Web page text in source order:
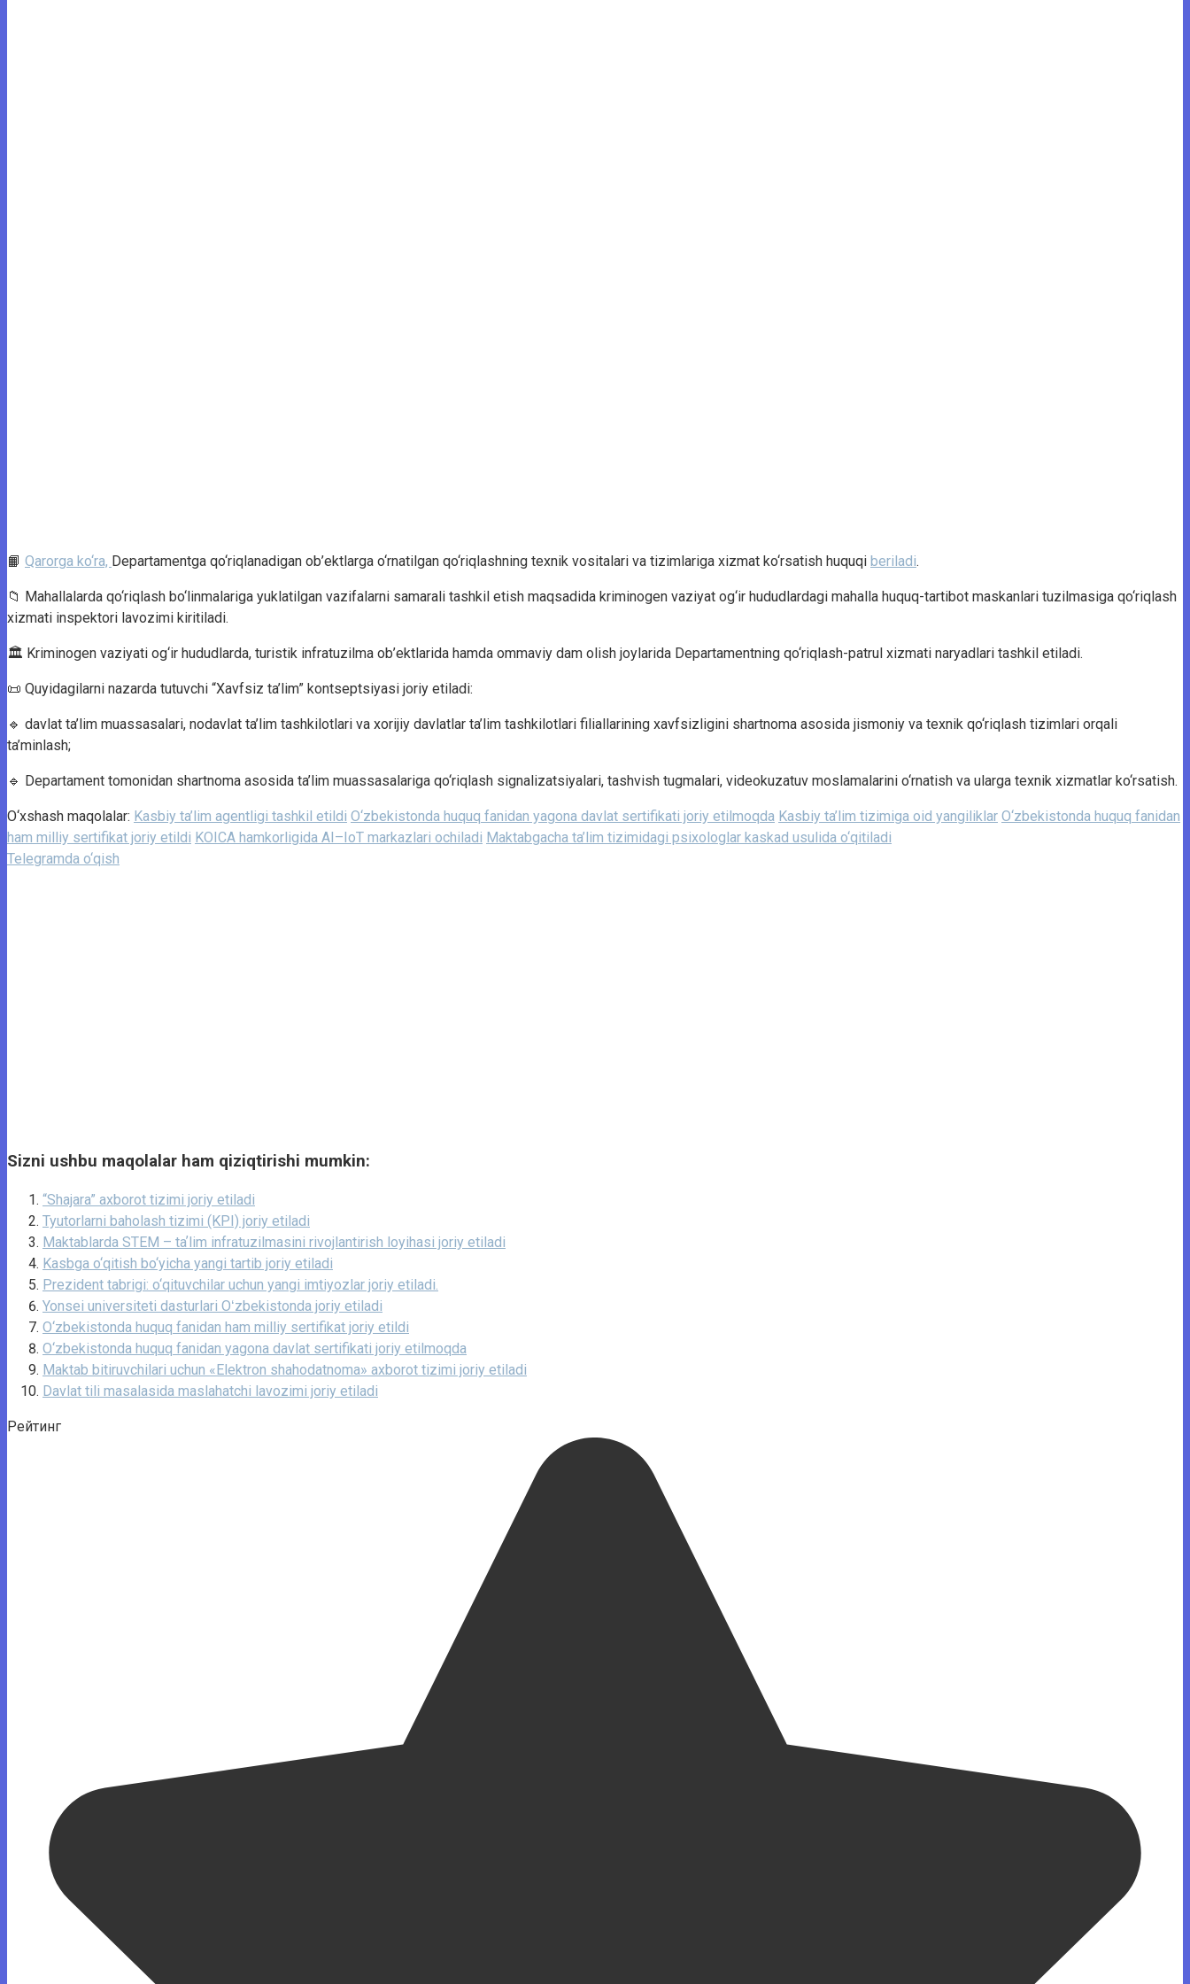
📙 Qarorga ko‘ra, Departamentga qo‘riqlanadigan ob’ektlarga o‘rnatilgan qo‘riqlashning texnik vositalari va tizimlariga xizmat ko‘rsatish huquqi beriladi.
📁 Mahallalarda qo‘riqlash bo‘linmalariga yuklatilgan vazifalarni samarali tashkil etish maqsadida kriminogen vaziyat og‘ir hududlardagi mahalla huquq-tartibot maskanlari tuzilmasiga qo‘riqlash
xizmati inspektori lavozimi kiritiladi.
🏛 Kriminogen vaziyati og‘ir hududlarda, turistik infratuzilma ob’ektlarida hamda ommaviy dam olish joylarida Departamentning qo‘riqlash-patrul xizmati naryadlari tashkil etiladi.
📜 Quyidagilarni nazarda tutuvchi “Xavfsiz ta’lim” kontseptsiyasi joriy etiladi:
🔹 davlat ta’lim muassasalari, nodavlat ta’lim tashkilotlari va xorijiy davlatlar ta’lim tashkilotlari filiallarining xavfsizligini shartnoma asosida jismoniy va texnik qo‘riqlash tizimlari orqali
ta’minlash;
🔹 Departament tomonidan shartnoma asosida ta’lim muassasalariga qo‘riqlash signalizatsiyalari, tashvish tugmalari, videokuzatuv moslamalarini o‘rnatish va ularga texnik xizmatlar ko‘rsatish.
O‘xshash maqolalar: Kasbiy ta’lim agentligi tashkil etildi O‘zbekistonda huquq fanidan yagona davlat sertifikati joriy etilmoqda Kasbiy ta’lim tizimiga oid yangiliklar O‘zbekistonda huquq fanidan
ham milliy sertifikat joriy etildi KOICA hamkorligida AI–IoT markazlari ochiladi Maktabgacha ta’lim tizimidagi psixologlar kaskad usulida o‘qitiladi
Telegramda o‘qish
Sizni ushbu maqolalar ham qiziqtirishi mumkin:
“Shajara” axborot tizimi joriy etiladi
Tyutorlarni baholash tizimi (KPI) joriy etiladi
Maktablarda STEM – taʼlim infratuzilmasini rivojlantirish loyihasi joriy etiladi
Kasbga o‘qitish bo‘yicha yangi tartib joriy etiladi
Prezident tabrigi: o‘qituvchilar uchun yangi imtiyozlar joriy etiladi.
Yonsei universiteti dasturlari Oʻzbekistonda joriy etiladi
O‘zbekistonda huquq fanidan ham milliy sertifikat joriy etildi
O‘zbekistonda huquq fanidan yagona davlat sertifikati joriy etilmoqda
Maktab bitiruvchilari uchun «Elektron shahodatnoma» axborot tizimi joriy etiladi
Davlat tili masalasida maslahatchi lavozimi joriy etiladi
Рейтинг